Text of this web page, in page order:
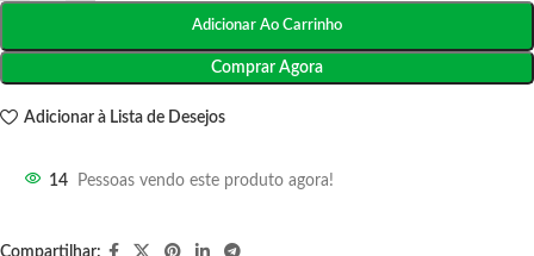
Adicionar Ao Carrinho
Comprar Agora
Adicionar à Lista de Desejos
14 Pessoas vendo este produto agora!